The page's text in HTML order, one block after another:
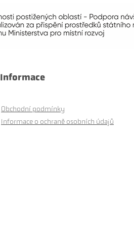
Informace
Obchodní podmínky
Informace o ochraně osobních údajů